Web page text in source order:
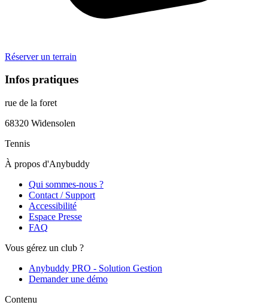
Réserver un terrain
Infos pratiques
rue de la foret
68320 Widensolen
Tennis
À propos d'Anybuddy
Qui sommes-nous ?
Contact / Support
Accessibilité
Espace Presse
FAQ
Vous gérez un club ?
Anybuddy PRO - Solution Gestion
Demander une démo
Contenu